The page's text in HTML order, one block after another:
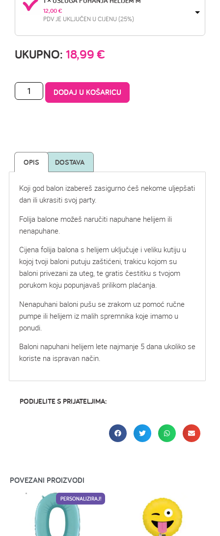
12,00 €
PDV JE UKLJUČEN U CIJENU (25%)
UKUPNO: 18,99€
DODAJ U KOŠARICU
OPIS DOSTAVA
Koji god balon izabereš zasigurno ćeš nekome uljepšati
dan ili ukrasiti svoj party.
Folija balone možeš naručiti napuhane helijem ili
nenapuhane.
Cijena folija balona s helijem uključuje i veliku kutiju u
kojoj tvoji baloni putuju zaštićeni, trakicu kojom su
baloni privezani za uteg, te gratis čestitku s tvojom
porukom koju popunjavaš prilikom plaćanja.
Nenapuhani baloni pušu se zrakom uz pomoć ručne
pumpe ili helijem iz malih spremnika koje imamo u
ponudi.
Baloni napuhani helijem lete najmanje 5 dana ukoliko se
koriste na ispravan način.
PODIJELITE S PRIJATELJIMA:
POVEZANI PROIZVODI
PERSONALIZIRAJ!